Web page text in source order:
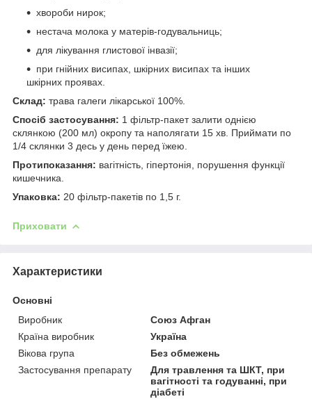
хвороби нирок;
нестача молока у матерів-годувальниць;
для лікування глистової інвазії;
при гнійних висипах, шкірних висипах та інших
шкірних проявах.
Склад: трава галеги лікарської 100%.
Спосіб застосування: 1 фільтр-пакет залити однією
склянкою (200 мл) окропу та наполягати 15 хв. Приймати по
1/4 склянки 3 десь у день перед їжею.
Протипоказання: вагітність, гіпертонія, порушення функції
кишечника.
Упаковка: 20 фільтр-пакетів по 1,5 г.
Приховати
Характеристики
Основні
Виробник
Союз Афган
Країна виробник
Україна
Вікова група
Без обмежень
Застосування препарату
Для травлення та ШКТ, при
вагітності та годуванні, при
діабеті